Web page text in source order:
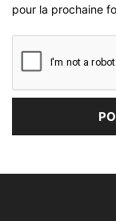
pour la prochaine